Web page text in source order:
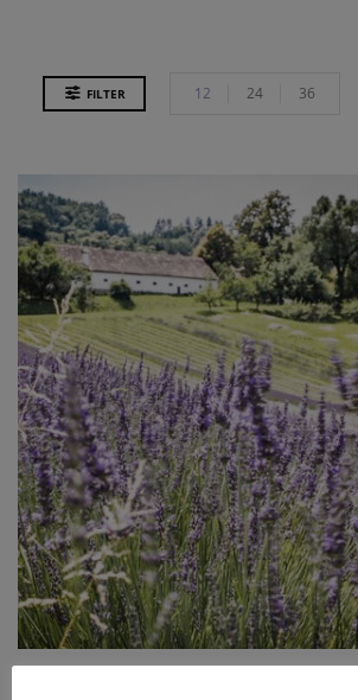
FILTER 12 24 36